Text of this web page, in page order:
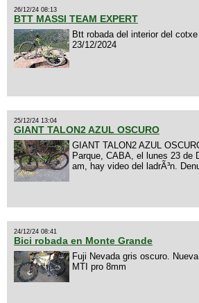
26/12/24 08:13
BTT MASSI TEAM EXPERT
Btt robada del interior del
23/12/2024
25/12/24 13:04
GIANT TALON2 AZUL OSCURO
GIANT TALON2 AZUL
Parque, CABA, el lunes 23 de
am, hay video del ladrÃ³n.
24/12/24 08:41
Bici robada en Monte Grande
Fuji Nevada gris oscuro.
MTI pro 8mm